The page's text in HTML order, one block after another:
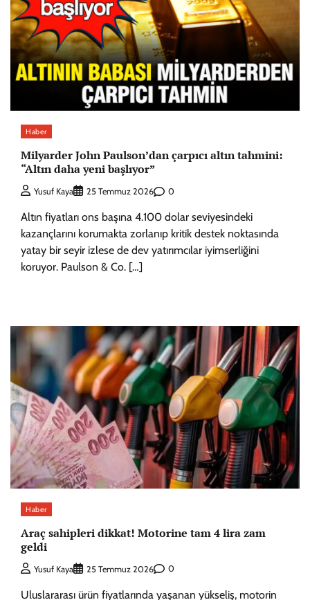
Haber
Milyarder John Paulson’dan çarpıcı altın tahmini:
“Altın daha yeni başlıyor”
Yusuf Kaya 25 Temmuz 2026 0
Altın fiyatları ons başına 4.100 dolar seviyesindeki
kazançlarını korumakta zorlanıp kritik destek noktasında
yatay bir seyir izlese de dev yatırımcılar iyimserliğini
koruyor. Paulson & Co. […]
Haber
Araç sahipleri dikkat! Motorine tam 4 lira zam
geldi
Yusuf Kaya 25 Temmuz 2026 0
Uluslararası ürün fiyatlarında yaşanan yükseliş, motorin